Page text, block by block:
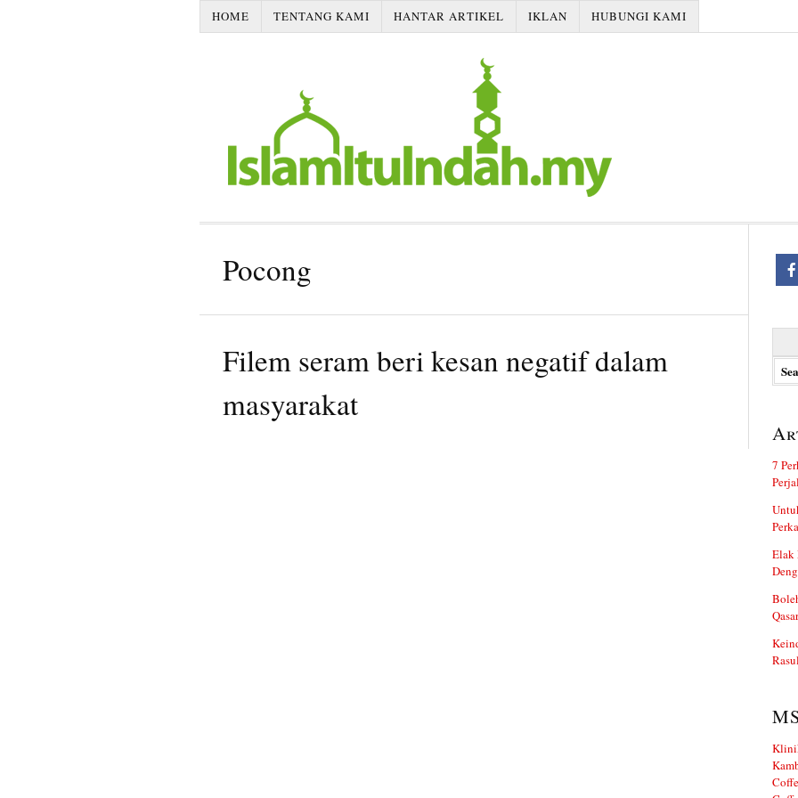
HOME TENTANG KAMI HANTAR ARTIKEL IKLAN HUBUNGI KAMI
Pocong
Filem seram beri kesan negatif dalam
masyarakat
7
Elak